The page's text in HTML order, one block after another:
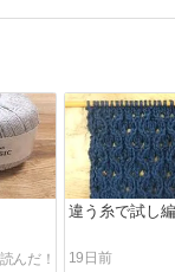
違う糸で試し
19日前